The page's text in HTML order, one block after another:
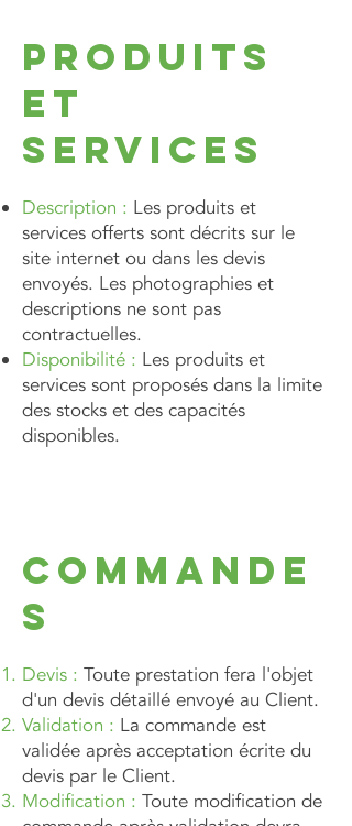
Produits
et
services
Description : Les produits et
services offerts sont décrits sur le
site internet ou dans les devis
envoyés. Les photographies et
descriptions ne sont pas
contractuelles.
Disponibilité : Les produits et
services sont proposés dans la limite
des stocks et des capacités
disponibles.
Commande
s
Devis : Toute prestation fera l'objet
d'un devis détaillé envoyé au Client.
Validation : La commande est
validée après acceptation écrite du
devis par le Client.
Modification : Toute modification de